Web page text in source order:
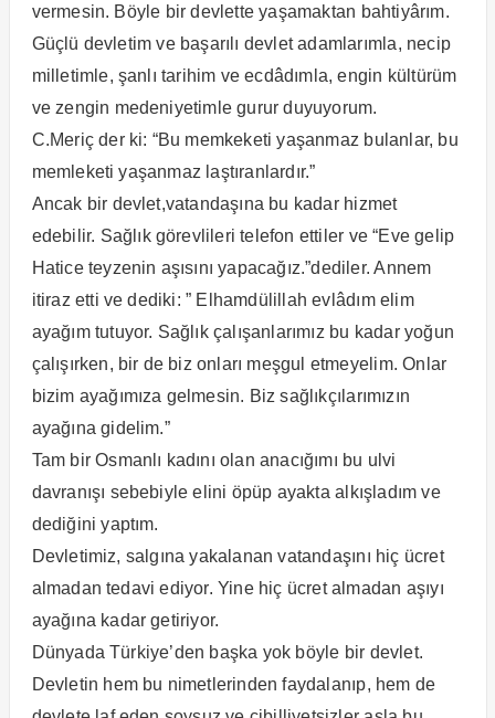
vermesin. Böyle bir devlette yaşamaktan bahtiyârım.
Güçlü devletim ve başarılı devlet adamlarımla, necip
milletimle, şanlı tarihim ve ecdâdımla, engin kültürüm
ve zengin medeniyetimle gurur duyuyorum.
C.Meriç der ki: “Bu memkeketi yaşanmaz bulanlar, bu
memleketi yaşanmaz laştıranlardır.”
Ancak bir devlet,vatandaşına bu kadar hizmet
edebilir. Sağlık görevlileri telefon ettiler ve “Eve gelip
Hatice teyzenin aşısını yapacağız.”dediler. Annem
itiraz etti ve dediki: ” Elhamdülillah evlâdım elim
ayağım tutuyor. Sağlık çalışanlarımız bu kadar yoğun
çalışırken, bir de biz onları meşgul etmeyelim. Onlar
bizim ayağımıza gelmesin. Biz sağlıkçılarımızın
ayağına gidelim.”
Tam bir Osmanlı kadını olan anacığımı bu ulvi
davranışı sebebiyle elini öpüp ayakta alkışladım ve
dediğini yaptım.
Devletimiz, salgına yakalanan vatandaşını hiç ücret
almadan tedavi ediyor. Yine hiç ücret almadan aşıyı
ayağına kadar getiriyor.
Dünyada Türkiye’den başka yok böyle bir devlet.
Devletin hem bu nimetlerinden faydalanıp, hem de